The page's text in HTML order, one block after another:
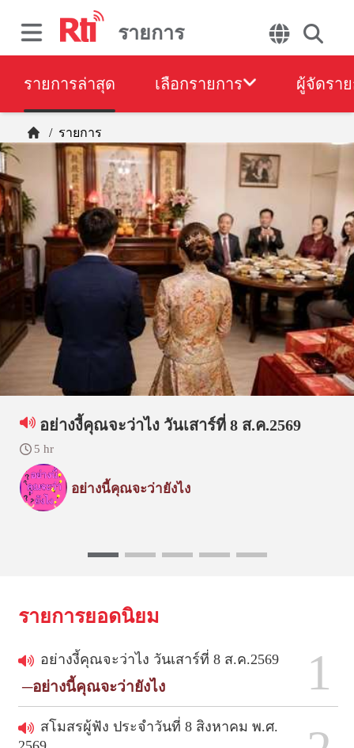
รายการ
รายการล่าสุด เลือกรายการ ผู้จัดรา
/ รายการ
อย่างงี้คุณจะว่าไง วันเสาร์ที่ 8 ส.ค.2569
5 hr
อย่างนี้คุณจะว่ายังไง
รายการยอดนิยม
อย่างงี้คุณจะว่าไง วันเสาร์ที่ 8 ส.ค.2569
─อย่างนี้คุณจะว่ายังไง 1
สโมสรผู้ฟัง ประจำวันที่ 8 สิงหาคม พ.ศ.